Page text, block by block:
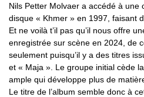
Nils Petter Molvaer a accédé à une
disque « Khmer » en 1997, faisant
Et ne voilà t’il pas qu’il nous offre
enregistrée sur scène en 2024, de
seulement puisqu’il y a des titres
et « Maja ». Le groupe initial cède
ample qui développe plus de
Le titre de l’album semble donc à